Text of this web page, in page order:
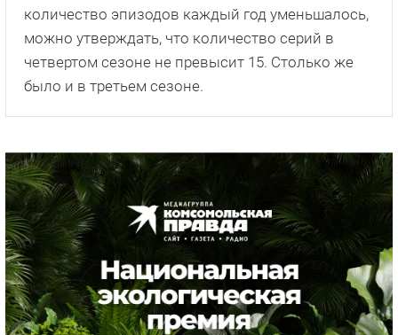
количество эпизодов каждый год уменьшалось,
можно утверждать, что количество серий в
четвертом сезоне не превысит 15. Столько же
было и в третьем сезоне.